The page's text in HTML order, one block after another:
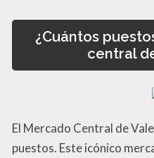
¿Cuántos
central
El Mercado Central de
puestos. Este icónico